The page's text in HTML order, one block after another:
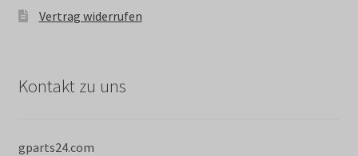
Vertrag widerrufen
Kontakt zu uns
gparts24.com